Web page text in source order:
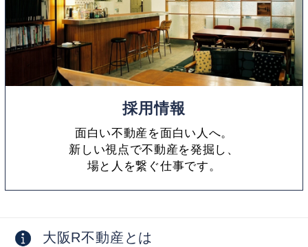
採用情報
面白い不動産を面白い人へ。
新しい視点で不動産を発掘し、
場と人を繋ぐ仕事です。
大阪R不動産とは